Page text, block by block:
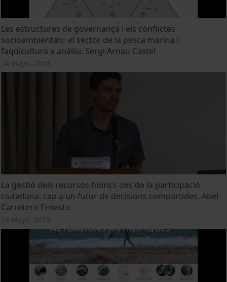
Les estructures de governança i els conflictes
socioambientals: el sector de la pesca marina i
l’aqüicultura a anàlisi. Sergi Arnau Castel
24 Mayo, 2018
La gestió dels recursos hídrics des de la participació
ciutadana: cap a un futur de decisions compartides. Abel
Carretero Ernesto
24 Mayo, 2018